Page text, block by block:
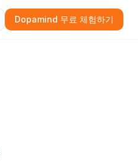
Dopamind 무료 체험하기